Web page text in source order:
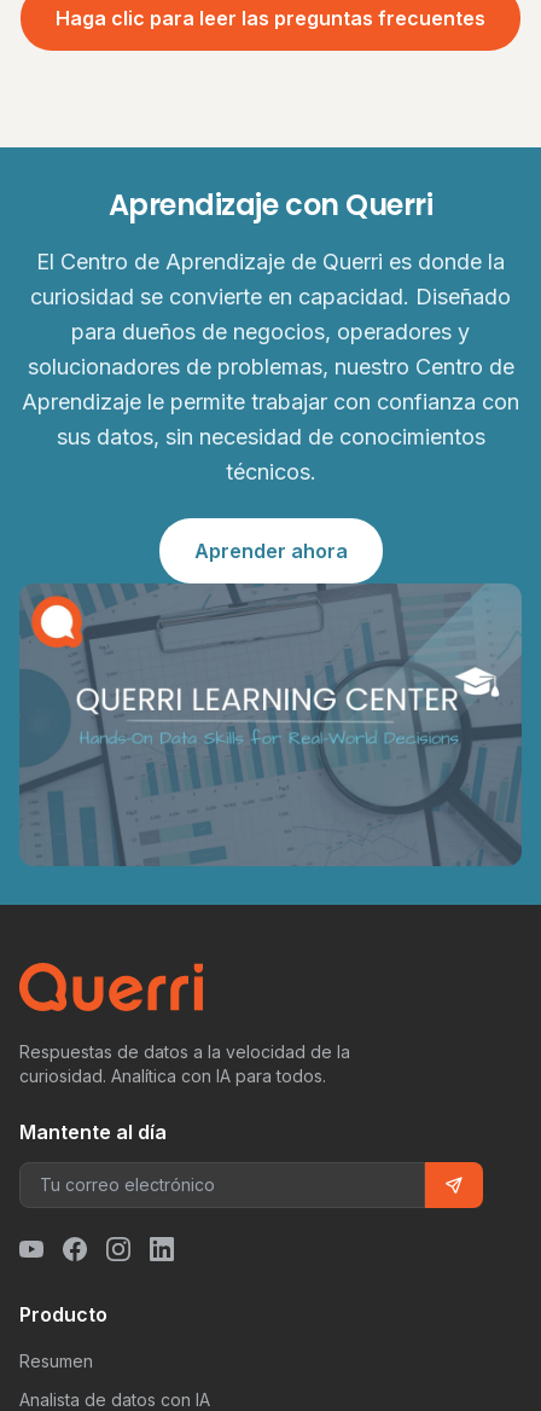
Haga clic para leer las preguntas frecuentes
Aprendizaje con Querri
El Centro de Aprendizaje de Querri es donde la
curiosidad se convierte en capacidad. Diseñado
para dueños de negocios, operadores y
solucionadores de problemas, nuestro Centro de
Aprendizaje le permite trabajar con confianza con
sus datos, sin necesidad de conocimientos
técnicos.
Aprender ahora
Respuestas de datos a la velocidad de la
curiosidad. Analítica con IA para todos.
Mantente al día
Producto
Resumen
Analista de datos con IA